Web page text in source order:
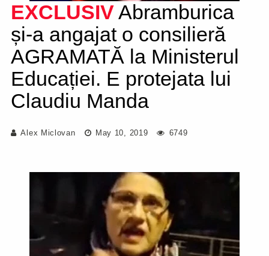
EXCLUSIVAbramburica
și-a angajat o consilieră
AGRAMATĂ la Ministerul
Educației. E protejata lui
Claudiu Manda
Alex Miclovan May 10, 2019 6749